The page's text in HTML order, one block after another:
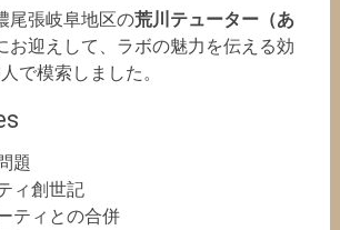
尾張岐阜地区の荒川テューター（あ
お迎えして、ラボの魅力を伝える効
で模索しました。
題
ィ創世記
ティとの合併